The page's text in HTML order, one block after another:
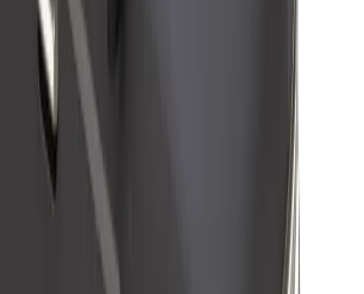
atvyks per kelias minutes!
programėlę „Bolt“
mėgstamą maistą!
programėlę „Bolt Food“